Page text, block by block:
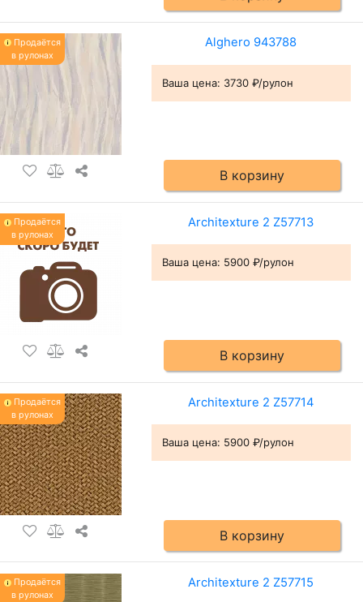
Продаётся
в рулонах
Alghero 943788
Ваша цена: 3730 ₽/рулон
В корзину
Продаётся
в рулонах
Architexture 2 Z57713
Ваша цена: 5900 ₽/рулон
В корзину
Продаётся
в рулонах
Architexture 2 Z57714
Ваша цена: 5900 ₽/рулон
В корзину
Продаётся
в рулонах
Architexture 2 Z57715